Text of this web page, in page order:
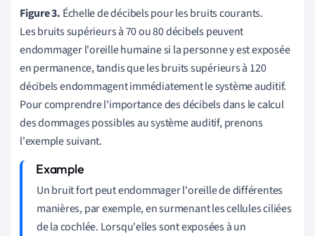
Figure 3. Échelle de décibels pour les bruits courants.
Les bruits supérieurs à 70 ou 80 décibels peuvent
endommager l'oreille humaine si la personne y est exposée
en permanence, tandis que les bruits supérieurs à 120
décibels endommagent immédiatement le système auditif.
Pour comprendre l'importance des décibels dans le calcul
des dommages possibles au système auditif, prenons
l'exemple suivant.
Un bruit fort peut endommager l'oreille de différentes
manières, par exemple, en surmenant les cellules ciliées
de la cochlée. Lorsqu'elles sont exposées à un